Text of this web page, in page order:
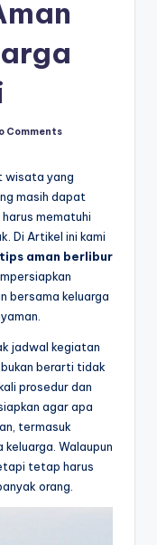
Comments
wisata yang
masih dapat
mematuhi
Di Artikel ini kami
tips aman berlibur
bersama keluarga
jadwal kegiatan
berarti tidak
prosedur dan
agar apa
termasuk
Walaupun
tetap harus
orang.